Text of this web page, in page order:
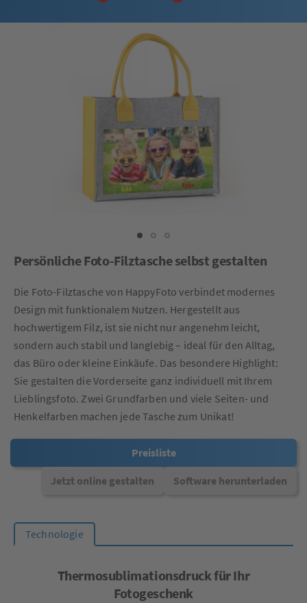
Persönliche Foto-Filztasche selbst gestalten
Die Foto-Filztasche von HappyFoto verbindet modernes
Design mit funktionalem Nutzen. Hergestellt aus
hochwertigem Filz, ist sie nicht nur angenehm leicht,
sondern auch stabil und langlebig – ideal für den Alltag,
das Büro oder kleine Einkäufe. Das besondere Highlight:
Sie gestalten die Vorderseite ganz individuell mit Ihrem
Lieblingsfoto. Zwei Grundfarben und viele Seiten- und
Henkelfarben machen jede Tasche zum Unikat!
Preisliste
Jetzt online gestalten Software herunterladen
Technologie
Thermosublimationsdruck für Ihr
Fotogeschenk